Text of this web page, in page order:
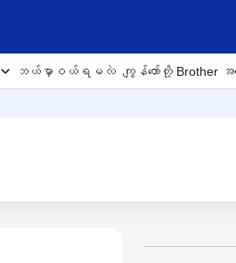
ဘယ်မှာဝယ်ရမလဲ ကျွန်တော်တို့ Brother အကြ